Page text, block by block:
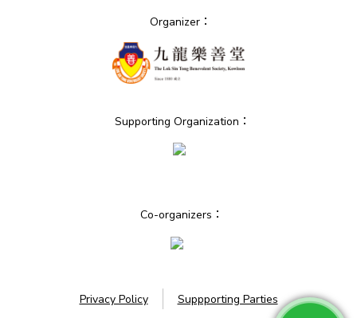
Organizer：
Supporting Organization：
Co-organizers：
Privacy Policy Suppporting Parties